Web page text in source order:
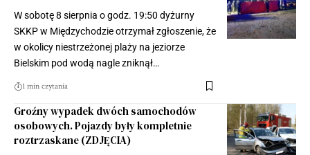
W sobotę 8 sierpnia o godz. 19:50 dyżurny
SKKP w Międzychodzie otrzymał zgłoszenie, że
w okolicy niestrzeżonej plaży na jeziorze
Bielskim pod wodą nagle zniknął…
1 min czytania
Groźny wypadek dwóch samochodów
osobowych. Pojazdy były kompletnie
roztrzaskane (ZDJĘCIA)